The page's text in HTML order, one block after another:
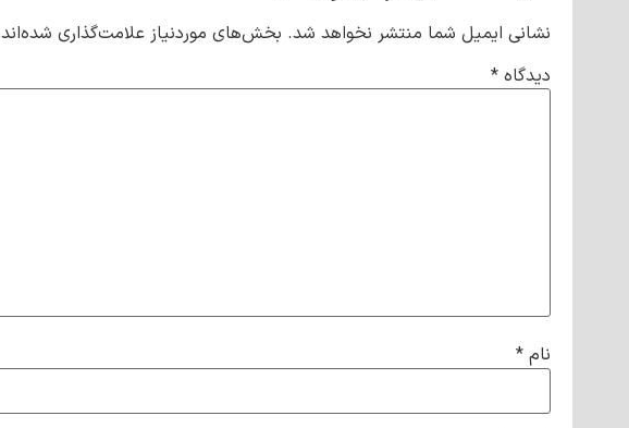
نشانی ایمیل شما منتشر نخواهد شد. بخش‌های موردنیاز علامت‌گذاری شده‌اند
دیدگاه *
نام *